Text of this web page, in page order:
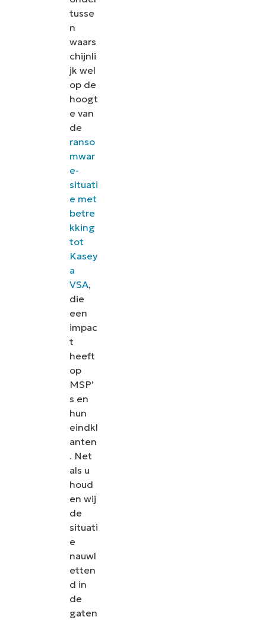
tusse
n
waars
chijnli
jk wel
op de
hoogt
e van
de
ranso
mwar
e-
situati
e met
betre
kking
tot
Kasey
a
VSA,
die
een
impac
t
heeft
op
MSP’
s en
hun
eindkl
anten
. Net
als u
houd
en wij
de
situati
e
nauwl
etten
d in
de
gaten